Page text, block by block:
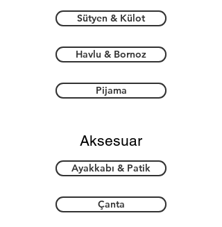
Sütyen & Külot
Havlu & Bornoz
Pijama
Aksesuar
Ayakkabı & Patik
Çanta